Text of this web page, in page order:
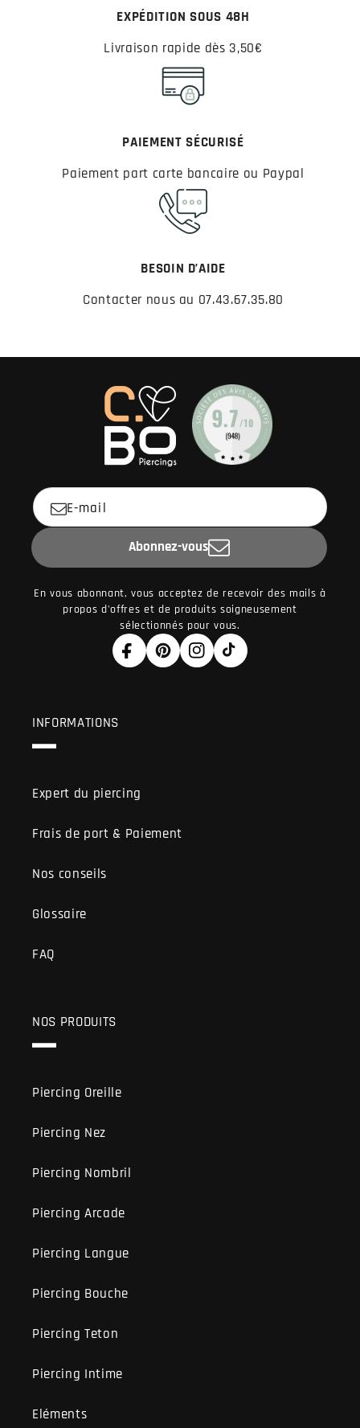
EXPÉDITION SOUS 48H
Livraison rapide dès 3,50€
PAIEMENT SÉCURISÉ
Paiement part carte bancaire ou Paypal
BESOIN D’AIDE
Contacter nous au 07.43.67.35.80
E-mail
Abonnez-vous
En vous abonnant, vous acceptez de recevoir des mails à
propos d'offres et de produits soigneusement
sélectionnés pour vous.
FacebookPinterestInstagram
TikTok
INFORMATIONS
Expert du piercing
Frais de port & Paiement
Nos conseils
Glossaire
FAQ
NOS PRODUITS
Piercing Oreille
Piercing Nez
Piercing Nombril
Piercing Arcade
Piercing Langue
Piercing Bouche
Piercing Teton
Piercing Intime
Eléments